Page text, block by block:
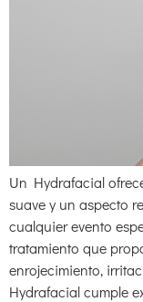
Un Hydrafacial
suave y un aspecto
cualquier evento
tratamiento que
enrojecimiento,
Hydrafacial cumple